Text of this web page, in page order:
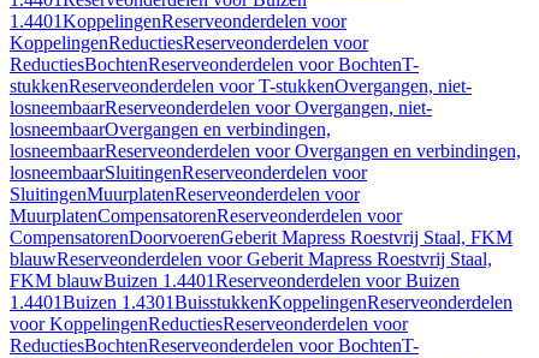
1.4401KoppelingenReserveonderdelen voor
KoppelingenReductiesReserveonderdelen voor
ReductiesBochtenReserveonderdelen voor BochtenT-
stukkenReserveonderdelen voor T-stukkenOvergangen, niet-
losneembaarReserveonderdelen voor Overgangen, niet-
losneembaarOvergangen en verbindingen,
losneembaarReserveonderdelen voor Overgangen en verbindingen,
losneembaarSluitingenReserveonderdelen voor
SluitingenMuurplatenReserveonderdelen voor
MuurplatenCompensatorenReserveonderdelen voor
CompensatorenDoorvoerenGeberit Mapress Roestvrij Staal, FKM
blauwReserveonderdelen voor Geberit Mapress Roestvrij Staal,
FKM blauwBuizen 1.4401Reserveonderdelen voor Buizen
1.4401Buizen 1.4301BuisstukkenKoppelingenReserveonderdelen
voor KoppelingenReductiesReserveonderdelen voor
ReductiesBochtenReserveonderdelen voor BochtenT-